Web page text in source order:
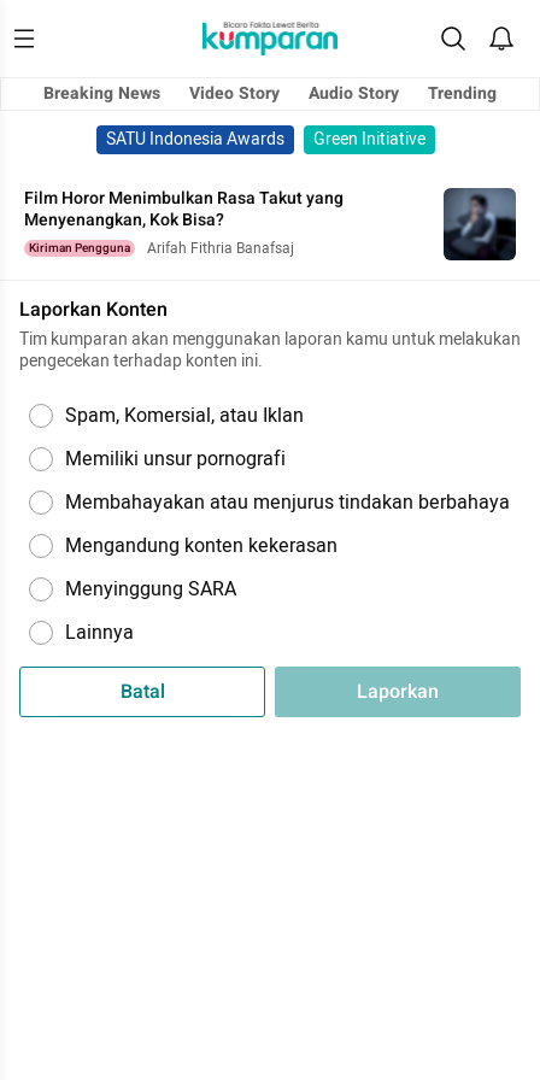
Breaking News Video Story Audio Story
Trending
SATU Indonesia Awards
Green Initiative
Film Horor Menimbulkan Rasa Takut yang
Menyenangkan, Kok Bisa?
Kiriman Pengguna Arifah Fithria Banafsaj
Laporkan Konten
Tim kumparan akan menggunakan laporan kamu untuk melakukan
pengecekan terhadap konten ini.
Spam, Komersial, atau Iklan
Memiliki unsur pornografi
Membahayakan atau menjurus tindakan berbahaya
Mengandung konten kekerasan
Menyinggung SARA
Lainnya
Batal Laporkan